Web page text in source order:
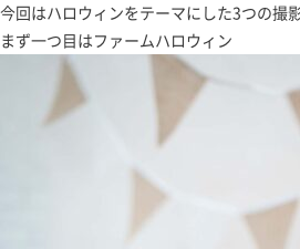
今回はハロウィンをテーマにした3つの撮
まず一つ目はファームハロウィン